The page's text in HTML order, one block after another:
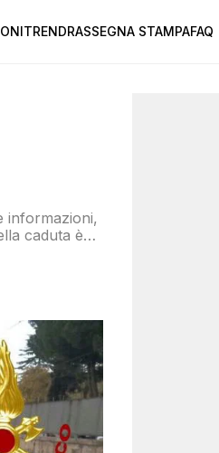
TRENDRASSEGNA STAMPAFAQ
informazioni,
caduta è